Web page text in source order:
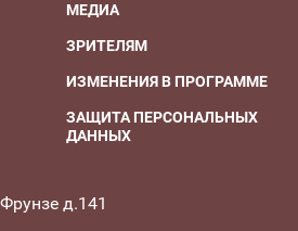
МЕДИА
ЗРИТЕЛЯМ
ИЗМЕНЕНИЯ В ПРОГРАММЕ
ЗАЩИТА ПЕРСОНАЛЬНЫХ
ДАННЫХ
д.141